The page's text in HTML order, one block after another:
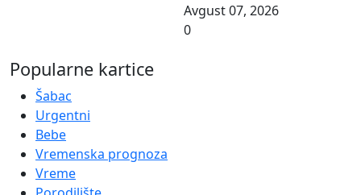
Avgust 07, 2026
0
Popularne kartice
Šabac
Urgentni
Bebe
Vremenska prognoza
Vreme